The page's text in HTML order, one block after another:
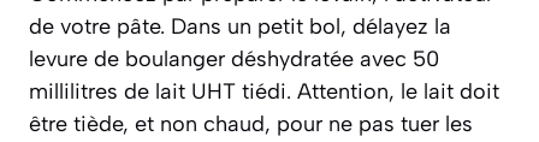
de votre pâte. Dans un petit bol, délayez la
levure de boulanger déshydratée avec 50
millilitres de lait UHT tiédi. Attention, le lait doit
être tiède, et non chaud, pour ne pas tuer les